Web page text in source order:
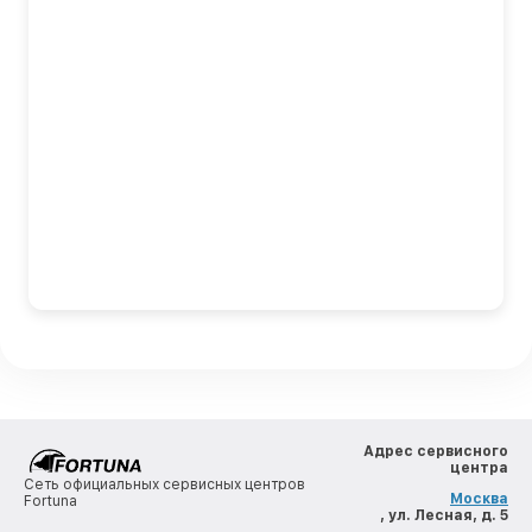
Сеть официальных сервисных центров
Fortuna
Адрес сервисного
центра
Москва
, ул. Лесная, д. 5